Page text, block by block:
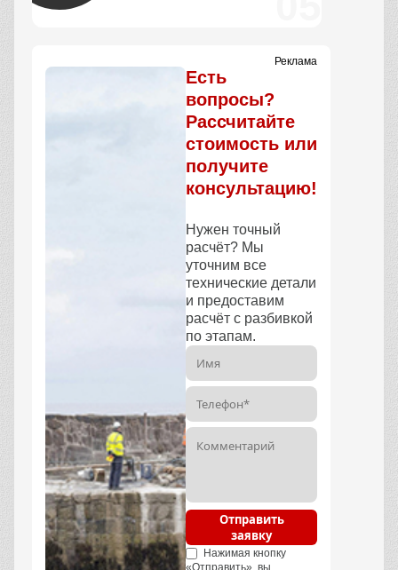
Реклама
Есть
вопросы?
Рассчитайте
стоимость или
получите
консультацию!
Нужен точный
расчёт? Мы
уточним все
технические детали
и предоставим
расчёт с разбивкой
по этапам.
Отправить
заявку
Нажимая кнопку